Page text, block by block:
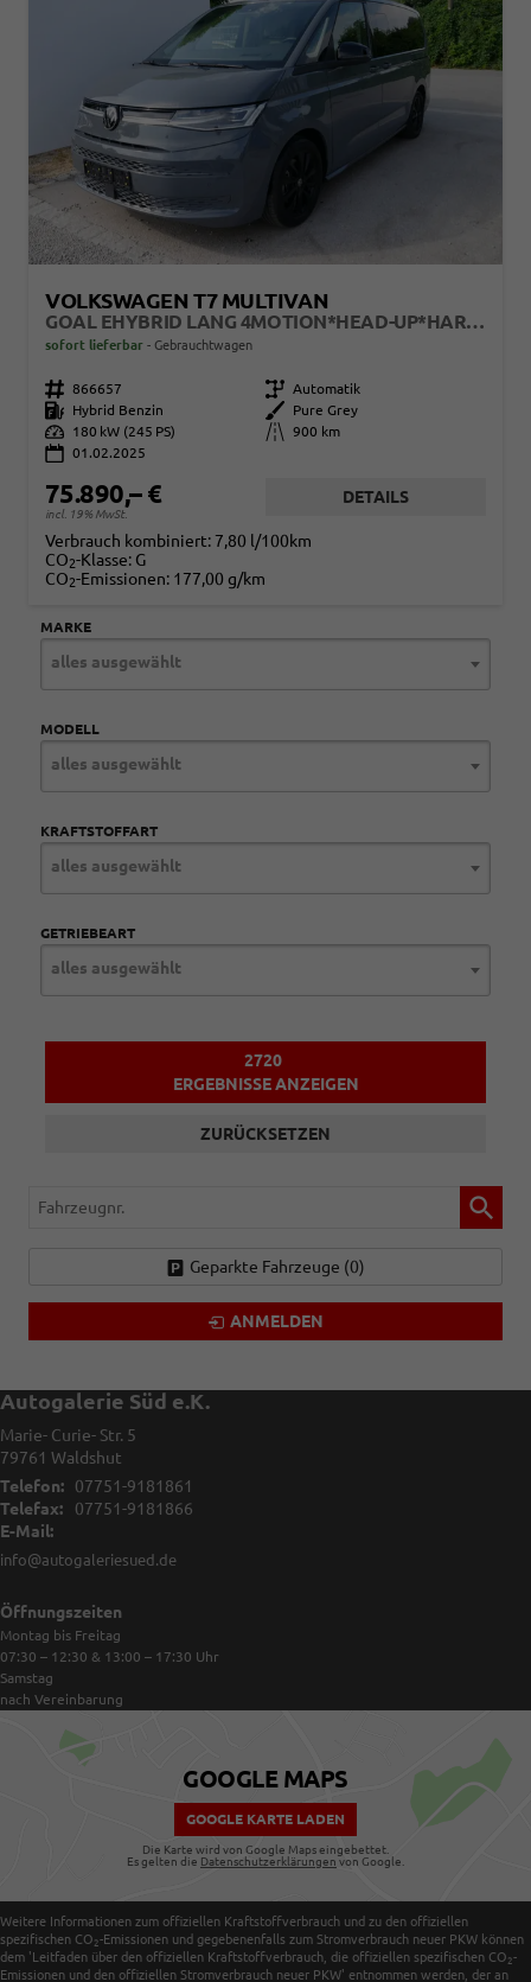
VOLKSWAGEN T7 MULTIVAN
GOAL EHYBRID LANG 4MOTION*HEAD-UP*HARMA&KARDON*AHK-SCHWENKBAR*MATRIX-LED*PDC*
sofort lieferbar Gebrauchtwagen
Fahrzeugnr. 866657 Getriebe
Automatik
Kraftstoff
Hybrid Benzin Außenfarbe
Pure Grey
Leistung
180 kW (245 PS) Kilometerstand
900 km
01.02.2025
75.890,– €
incl. 19% MwSt.
DETAILS
Verbrauch kombiniert: 7,80 l/100km
CO2-Klasse: G
CO2-Emissionen: 177,00 g/km
MARKE
alles ausgewählt
MODELL
alles ausgewählt
KRAFTSTOFFART
alles ausgewählt
GETRIEBEART
alles ausgewählt
2720
ERGEBNISSE ANZEIGEN
ZURÜCKSETZEN
Fahrzeugnr.
Geparkte Fahrzeuge (0)
ANMELDEN
Autogalerie Süd e.K.
Marie- Curie- Str. 5
79761 Waldshut
Telefon:
07751-9181861
Telefax:
07751-9181866
E-Mail:
info@autogaleriesued.de
Öffnungszeiten
Montag bis Freitag
07:30 – 12:30 & 13:00 – 17:30 Uhr
Samstag
nach Vereinbarung
GOOGLE MAPS
GOOGLE KARTE LADEN
Die Karte wird von Google Maps eingebettet.
Es gelten die Datenschutzerklärungen von Google.
Weitere Informationen zum offiziellen Kraftstoffverbrauch und zu den offiziellen
spezifischen CO 2-Emissionen und gegebenenfalls zum Stromverbrauch neuer PKW können
dem 'Leitfaden über den offiziellen Kraftstoffverbrauch, die offiziellen spezifischen CO 2-
Emissionen und den offiziellen Stromverbrauch neuer PKW' entnommen werden, der an